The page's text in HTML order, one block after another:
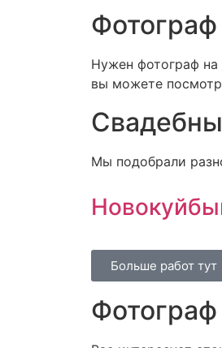
Нужен фотограф
вы можете
Мы подобрали
Больше работ тут